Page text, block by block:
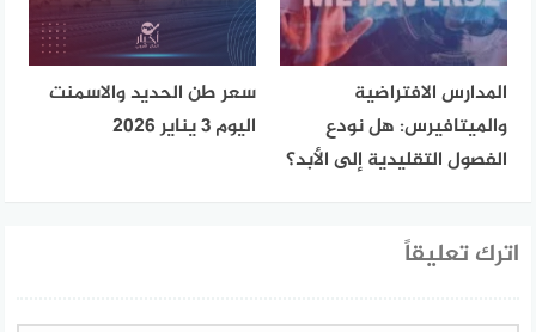
المدارس الافتراضية
والميتافيرس: هل نودع
الفصول التقليدية إلى الأبد؟
سعر طن الحديد والاسمنت
اليوم 3 يناير 2026
اترك تعليقاً